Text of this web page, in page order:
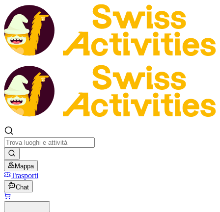
Mappa
Trasporti
Chat